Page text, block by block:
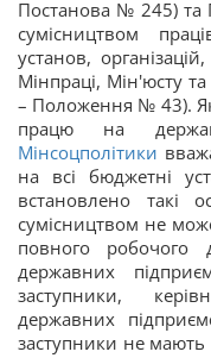
Постанова № 245)
сумісництвом
установ,
Мінпраці, Мін'юсту
– Положення № 43). Як
працю на
Мінсоцполітики
на всі бюджетні
встановлено такі
сумісництвом не
повного робочого
державних
заступники,
державних
заступники не